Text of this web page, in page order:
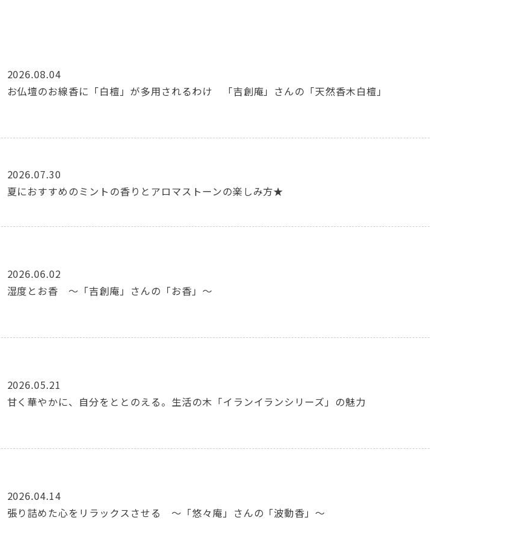
2026.08.04
お仏壇のお線香に「白檀」が多用されるわけ 「吉創庵」さんの「天然香木白檀」
2026.07.30
夏におすすめのミントの香りとアロマストーンの楽しみ方★
2026.06.02
湿度とお香 ～「吉創庵」さんの「お香」～
2026.05.21
甘く華やかに、自分をととのえる。生活の木「イランイランシリーズ」の魅力
2026.04.14
張り詰めた心をリラックスさせる ～「悠々庵」さんの「波動香」～